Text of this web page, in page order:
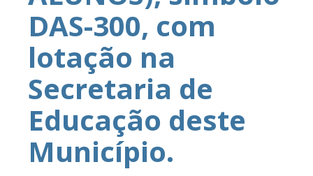
DAS-300, com
lotação na
Secretaria de
Educação deste
Município.